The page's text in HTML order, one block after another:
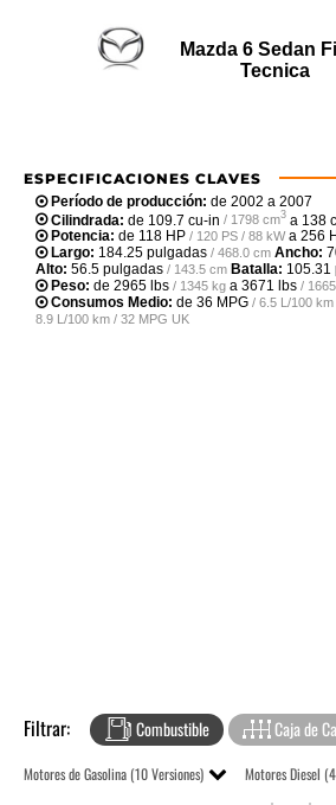
Mazda 6 Sedan
Tecnica
ESPECIFICACIONES CLAVES
Período de producción: de 2002 a 2007
Cilindrada: de 109.7 cu-in / 1798 cm3 a 138
Potencia: de 118 HP / 120 PS / 88 kWa 256
Largo: 184.25 pulgadas / 468.0 cm Ancho:
Alto: 56.5 pulgadas / 143.5 cm Batalla: 105.31
Peso: de 2965 lbs / 1345 kg a 3671 lbs /
Consumos Medio: de 36 MPG / 6.5 L/100
8.9 L/100 km / 32 MPG UK
Filtrar: Combustible Caja de
Motores de Gasolina (10 Versiones) Motores Diesel